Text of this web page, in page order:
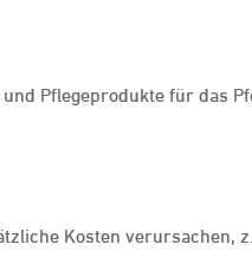
Pflegeprodukte für das
Kosten verursachen,